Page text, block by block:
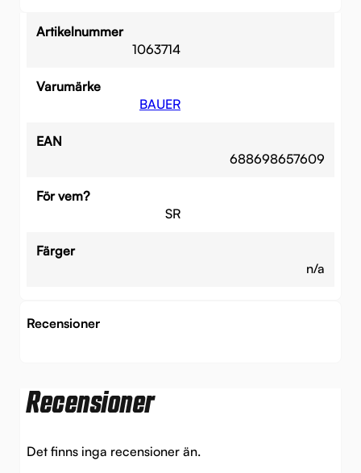
Artikelnummer
1063714
Varumärke
BAUER
EAN
688698657609
För vem?
SR
Färger
n/a
Recensioner
Recensioner
Det finns inga recensioner än.